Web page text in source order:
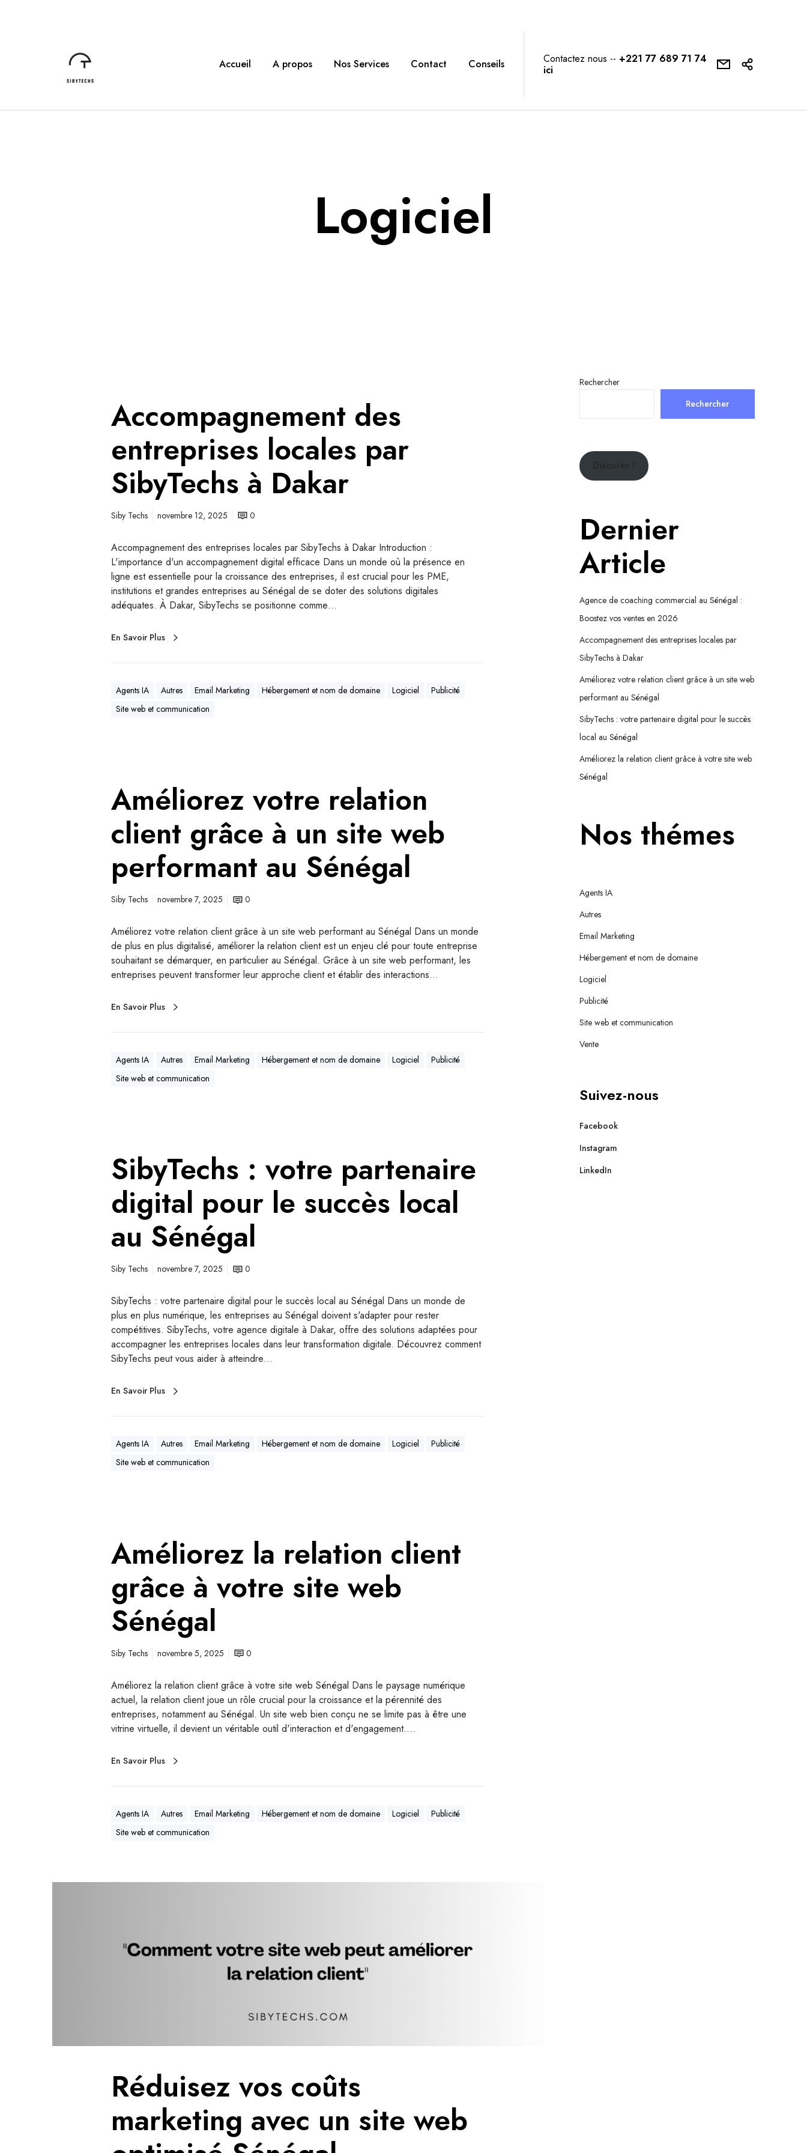
Accueil A propos Nos Services Contact Conseils Contactez nous -- +221 77 689 71 74
ici
Logiciel
Accompagnement des
entreprises locales par
SibyTechs à Dakar
Siby Techs novembre 12, 2025 0
Accompagnement des entreprises locales par SibyTechs à Dakar Introduction :
L'importance d'un accompagnement digital efficace Dans un monde où la présence en
ligne est essentielle pour la croissance des entreprises, il est crucial pour les PME,
institutions et grandes entreprises au Sénégal de se doter des solutions digitales
adéquates. À Dakar, SibyTechs se positionne comme…
En Savoir Plus
Agents IA Autres Email Marketing Hébergement et nom de domaine Logiciel
Publicité
Site web et communication
Améliorez votre relation
client grâce à un site web
performant au Sénégal
Siby Techs novembre 7, 2025 0
Améliorez votre relation client grâce à un site web performant au Sénégal Dans un monde
de plus en plus digitalisé, améliorer la relation client est un enjeu clé pour toute entreprise
souhaitant se démarquer, en particulier au Sénégal. Grâce à un site web performant, les
entreprises peuvent transformer leur approche client et établir des interactions…
En Savoir Plus
Agents IA Autres Email Marketing Hébergement et nom de domaine Logiciel
Publicité
Site web et communication
SibyTechs : votre partenaire
digital pour le succès local
au Sénégal
Siby Techs novembre 7, 2025 0
SibyTechs : votre partenaire digital pour le succès local au Sénégal Dans un monde de
plus en plus numérique, les entreprises au Sénégal doivent s'adapter pour rester
compétitives. SibyTechs, votre agence digitale à Dakar, offre des solutions adaptées pour
accompagner les entreprises locales dans leur transformation digitale. Découvrez comment
SibyTechs peut vous aider à atteindre…
En Savoir Plus
Agents IA Autres Email Marketing Hébergement et nom de domaine Logiciel
Publicité
Site web et communication
Améliorez la relation client
grâce à votre site web
Sénégal
Siby Techs novembre 5, 2025 0
Améliorez la relation client grâce à votre site web Sénégal Dans le paysage numérique
actuel, la relation client joue un rôle crucial pour la croissance et la pérennité des
entreprises, notamment au Sénégal. Un site web bien conçu ne se limite pas à être une
vitrine virtuelle, il devient un véritable outil d'interaction et d'engagement.…
En Savoir Plus
Agents IA Autres Email Marketing Hébergement et nom de domaine Logiciel
Publicité
Site web et communication
Réduisez vos coûts
marketing avec un site web
Rechercher
Rechercher
Dernier
Article
Agence de coaching commercial au Sénégal :
Boostez vos ventes en 2026
Accompagnement des entreprises locales par
SibyTechs à Dakar
Améliorez votre relation client grâce à un site web
performant au Sénégal
SibyTechs : votre partenaire digital pour le succès
local au Sénégal
Améliorez la relation client grâce à votre site web
Sénégal
Nos thémes
Agents IA
Autres
Email Marketing
Hébergement et nom de domaine
Logiciel
Publicité
Site web et communication
Vente
Suivez-nous
Facebook
Instagram
LinkedIn